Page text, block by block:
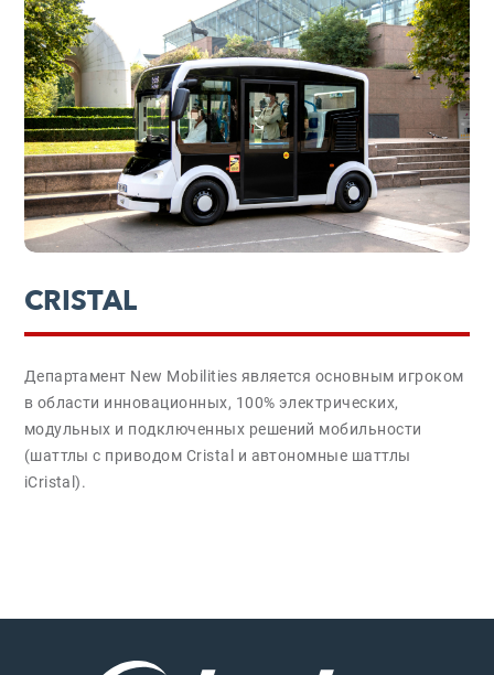
CRISTAL
Департамент New Mobilities является основным игроком
в области инновационных, 100% электрических,
модульных и подключенных решений мобильности
(шаттлы с приводом Cristal и автономные шаттлы
iCristal).